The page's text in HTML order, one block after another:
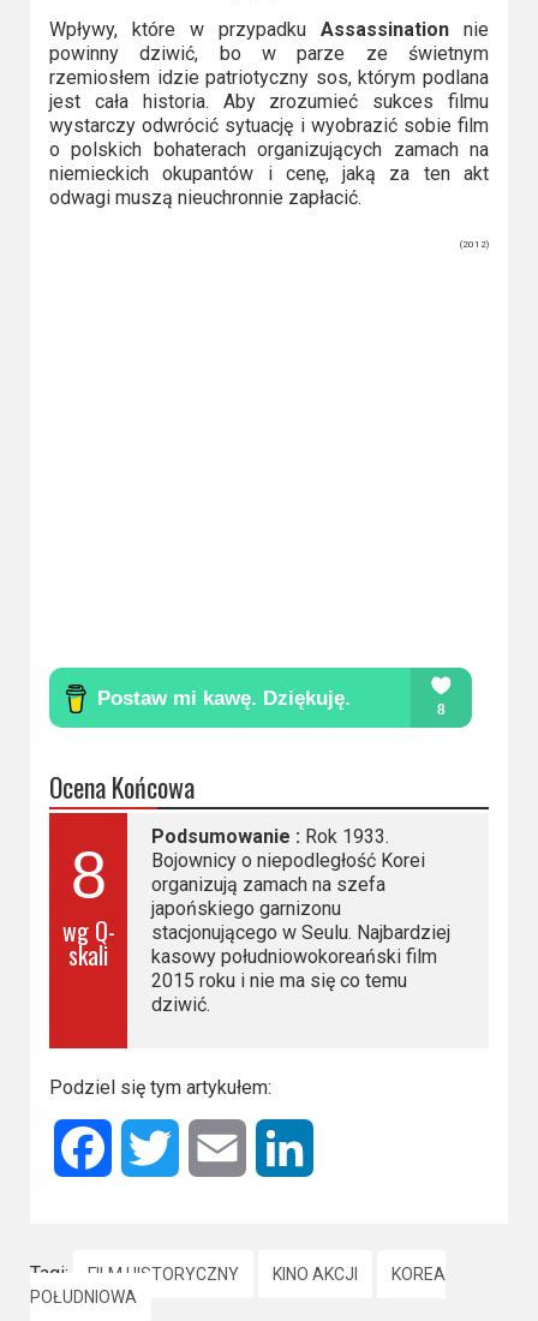
Wpływy, które w przypadkuAssassination nie
powinny dziwić, bo w parze ze świetnym
rzemiosłem idzie patriotyczny sos, którym podlana
jest cała historia. Aby zrozumieć sukces filmu
wystarczy odwrócić sytuację i wyobrazić sobie film
o polskich bohaterach organizujących zamach na
niemieckich okupantów i cenę, jaką za ten akt
odwagi muszą nieuchronnie zapłacić.
(2012)
Ocena Końcowa
8
wg Q-
skali
Podsumowanie : Rok 1933.
Bojownicy o niepodległość Korei
organizują zamach na szefa
japońskiego garnizonu
stacjonującego w Seulu. Najbardziej
kasowy południowokoreański film
2015 roku i nie ma się co temu
dziwić.
Podziel się tym artykułem:
Facebook Twitter Email
Tagi: FILM HISTORYCZNY KINO AKCJI
KOREA
POŁUDNIOWA